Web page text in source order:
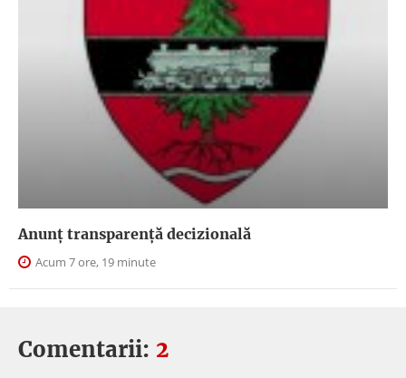
Anunţ transparenţă decizională
Acum 7 ore, 19 minute
Comentarii: 2